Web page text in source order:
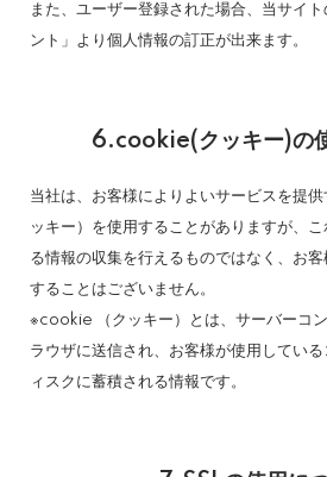
また、ユーザー登録された場合、当サイ
ント」より個人情報の訂正が出来ます。
6.cookie(クッキー)の
当社は、お客様によりよいサービスを提
ッキー）を使用することがありますが、
る情報の収集を行えるものではなく、お
することはございません。
※cookie （クッキー）とは、サーバーコ
ラウザに送信され、お客様が使用してい
ィスクに蓄積される情報です。